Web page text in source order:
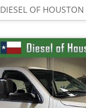
DIESEL OF HOUSTON